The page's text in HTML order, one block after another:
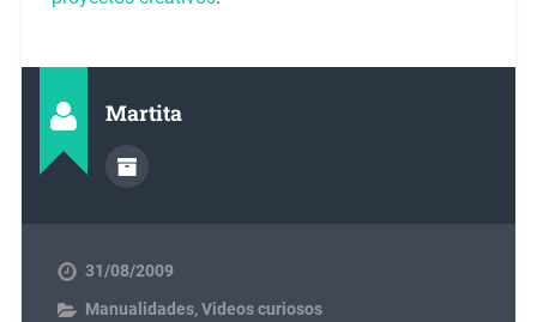
Martita
31/08/2009
Manualidades,Videos curiosos